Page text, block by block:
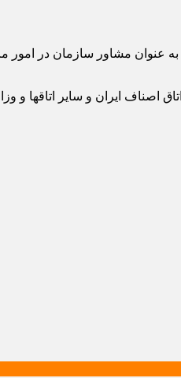
مشاور سازمان در امور
اصناف ایران و سایر اتاقها و